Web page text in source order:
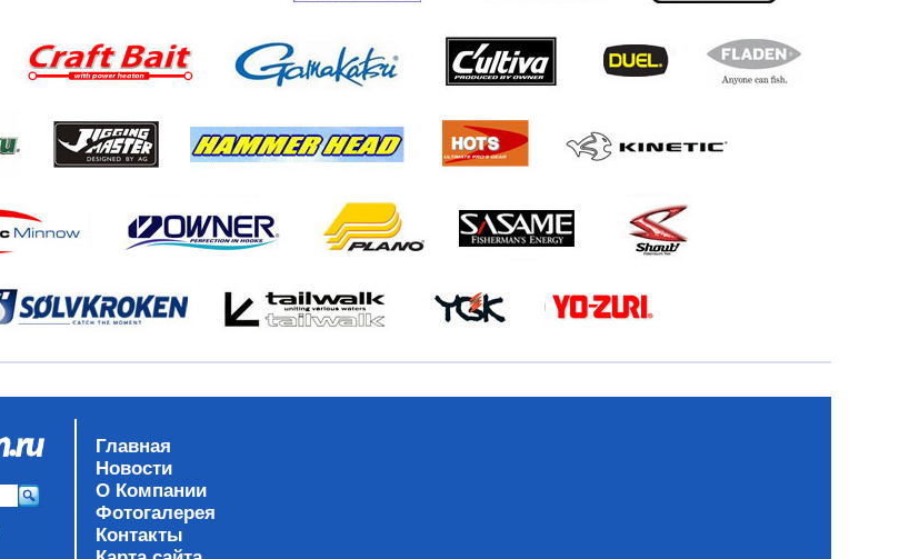
Главная
Новости
О Компании
Фотогалерея
Контакты